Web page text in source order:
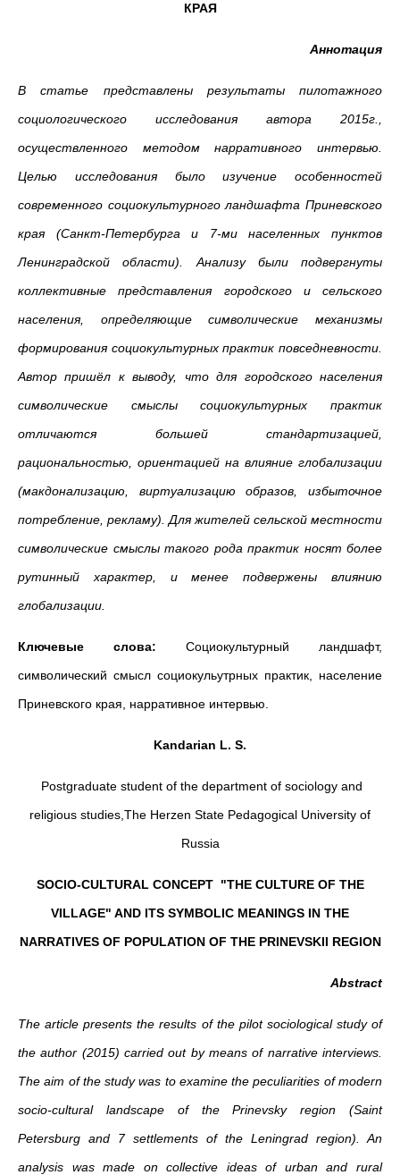
КРАЯ
Аннотация
В статье представлены результаты пилотажного
социологического исследования автора 2015г.,
осуществленного методом нарративного интервью.
Целью исследования было изучение особенностей
современного социокультурного ландшафта Приневского
края (Санкт-Петербурга и 7-ми населенных пунктов
Ленинградской области). Анализу были подвергнуты
коллективные представления городского и сельского
населения, определяющие символические механизмы
формирования социокультурных практик повседневности.
Автор пришёл к выводу, что для городского населения
символические смыслы социокультурных практик
отличаются большей стандартизацией,
рациональностью, ориентацией на влияние глобализации
(макдонализацию, виртуализацию образов, избыточное
потребление, рекламу). Для жителей сельской местности
символические смыслы такого рода практик носят более
рутинный характер, и менее подвержены влиянию
глобализации.
Ключевые слова: Социокультурный ландшафт,
символический смысл социокульутрных практик, население
Приневского края, нарративное интервью.
Kandarian L. S.
Postgraduate student of the department of sociology and
religious studies,The Herzen State Pedagogical University of
Russia
SOCIO-CULTURAL CONCEPT "THE CULTURE OF THE
VILLAGE" AND ITS SYMBOLIC MEANINGS IN THE
NARRATIVES OF POPULATION OF THE PRINEVSKII REGION
Abstract
The article presents the results of the pilot sociological study of
the author (2015) carried out by means of narrative interviews.
The aim of the study was to examine the peculiarities of modern
socio-cultural landscape of the Prinevsky region (Saint
Petersburg and 7 settlements of the Leningrad region). An
analysis was made on collective ideas of urban and rural